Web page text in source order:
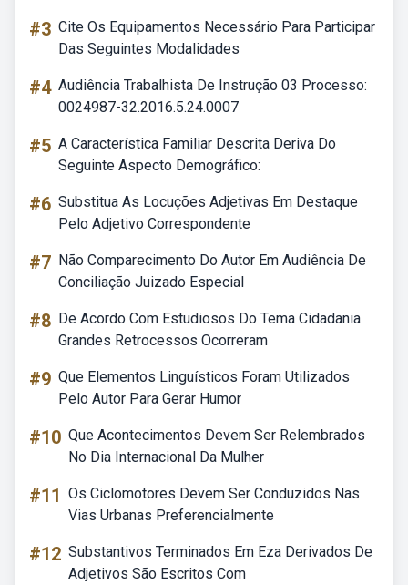
#3 Cite Os Equipamentos Necessário Para Participar
Das Seguintes Modalidades
#4 Audiência Trabalhista De Instrução 03 Processo:
0024987-32.2016.5.24.0007
#5 A Característica Familiar Descrita Deriva Do
Seguinte Aspecto Demográfico:
#6 Substitua As Locuções Adjetivas Em Destaque
Pelo Adjetivo Correspondente
#7 Não Comparecimento Do Autor Em Audiência De
Conciliação Juizado Especial
#8 De Acordo Com Estudiosos Do Tema Cidadania
Grandes Retrocessos Ocorreram
#9 Que Elementos Linguísticos Foram Utilizados
Pelo Autor Para Gerar Humor
#10 Que Acontecimentos Devem Ser Relembrados
No Dia Internacional Da Mulher
#11 Os Ciclomotores Devem Ser Conduzidos Nas
Vias Urbanas Preferencialmente
#12 Substantivos Terminados Em Eza Derivados De
Adjetivos São Escritos Com